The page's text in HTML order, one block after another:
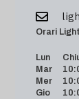
Orari
Lun
Mar
Mer
Gio